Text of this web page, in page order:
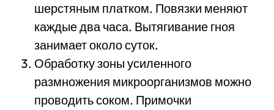
шерстяным платком. Повязки меняют
каждые два часа. Вытягивание гноя
занимает около суток.
Обработку зоны усиленного
размножения микроорганизмов можно
проводить соком. Примочки